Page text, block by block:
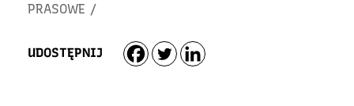
PRASOWE /
UDOSTĘPNIJ